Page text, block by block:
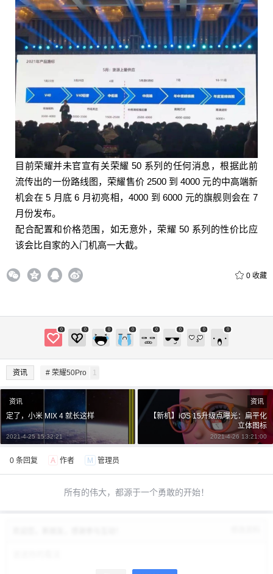
目前荣耀并未官宣有关荣耀 50 系列的任何消息，根据此前
流传出的一份路线图，荣耀售价 2500 到 4000 元的中高端新
机会在 5 月底 6 月初亮相，4000 到 6000 元的旗舰则会在 7
月份发布。
配合配置和价格范围，如无意外，荣耀 50 系列的性价比应
该会比自家的入门机高一大截。
0 收藏
0 0 0 0 0 0 0 0
资讯 # 荣耀50Pro 1
给鹰视界打赏
2 元 5 元
20 元 50 元 自定义
付费内容
¥
资讯
定了，小米 MIX 4 就长这样
2021-4-25 15:32:21
资讯
【新机】iOS 15升级点曝光：扁平化
立体图标
2021-4-26 13:21:00
0 条回复 A 作者 M 管理员
所有的伟大，都源于一个勇敢的开始！
6位以上
6位以上